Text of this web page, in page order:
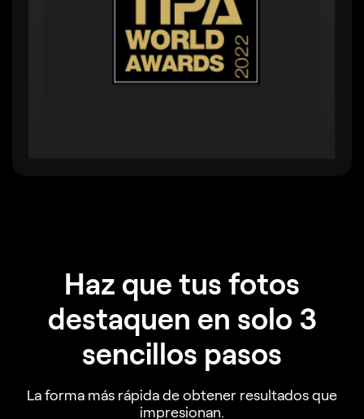
Haz que tus fotos
destaquen en solo 3
sencillos pasos
La forma más rápida de obtener resultados que
impresionan.